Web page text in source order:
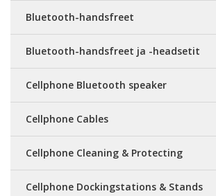
Bluetooth-handsfreet
Bluetooth-handsfreet ja -headsetit
Cellphone Bluetooth speaker
Cellphone Cables
Cellphone Cleaning & Protecting
Cellphone Dockingstations & Stands